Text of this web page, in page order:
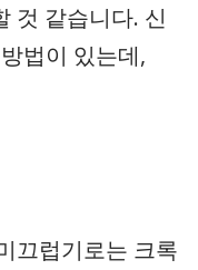
것 같습니다. 신
법이 있는데,
끄럽기로는 크록